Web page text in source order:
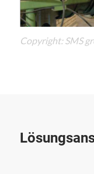
Copyright: SMS